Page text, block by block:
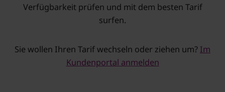
Verfügbarkeit prüfen und mit dem besten Tarif
surfen.
Sie wollen Ihren Tarif wechseln oder ziehen um? Im
Kundenportal anmelden